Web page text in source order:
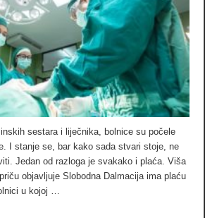
sestara i liječnika, bolnice su počele
I stanje se, bar kako sada stvari stoje, ne
Jedan od razloga je svakako i plaća. Viša
objavljuje Slobodna Dalmacija ima plaću
u kojoj …